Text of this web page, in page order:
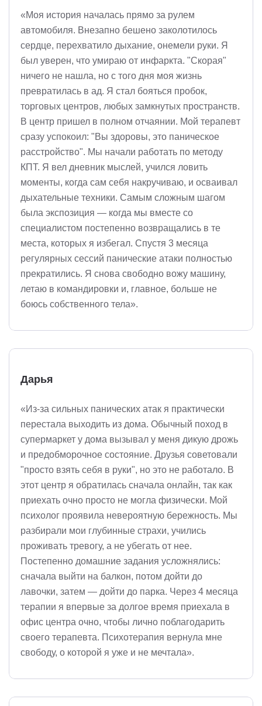
«Моя история началась прямо за рулем
автомобиля. Внезапно бешено заколотилось
сердце, перехватило дыхание, онемели руки. Я
был уверен, что умираю от инфаркта. "Скорая"
ничего не нашла, но с того дня моя жизнь
превратилась в ад. Я стал бояться пробок,
торговых центров, любых замкнутых пространств.
В центр пришел в полном отчаянии. Мой терапевт
сразу успокоил: "Вы здоровы, это паническое
расстройство". Мы начали работать по методу
КПТ. Я вел дневник мыслей, учился ловить
моменты, когда сам себя накручиваю, и осваивал
дыхательные техники. Самым сложным шагом
была экспозиция — когда мы вместе со
специалистом постепенно возвращались в те
места, которых я избегал. Спустя 3 месяца
регулярных сессий панические атаки полностью
прекратились. Я снова свободно вожу машину,
летаю в командировки и, главное, больше не
боюсь собственного тела».
Дарья
«Из-за сильных панических атак я практически
перестала выходить из дома. Обычный поход в
супермаркет у дома вызывал у меня дикую дрожь
и предобморочное состояние. Друзья советовали
"просто взять себя в руки", но это не работало. В
этот центр я обратилась сначала онлайн, так как
приехать очно просто не могла физически. Мой
психолог проявила невероятную бережность. Мы
разбирали мои глубинные страхи, учились
проживать тревогу, а не убегать от нее.
Постепенно домашние задания усложнялись:
сначала выйти на балкон, потом дойти до
лавочки, затем — дойти до парка. Через 4 месяца
терапии я впервые за долгое время приехала в
офис центра очно, чтобы лично поблагодарить
своего терапевта. Психотерапия вернула мне
свободу, о которой я уже и не мечтала».